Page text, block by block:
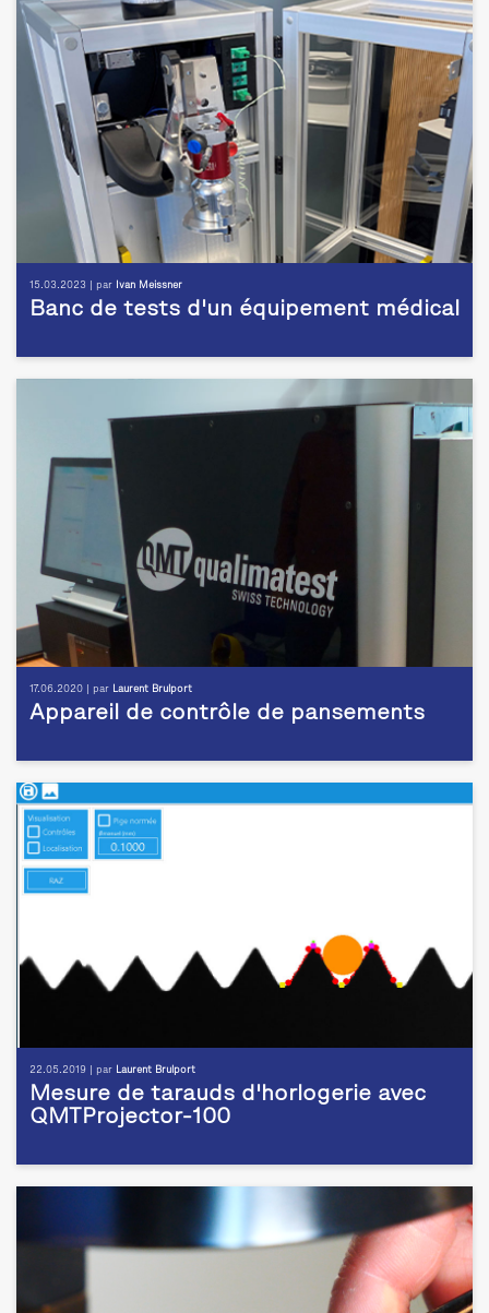
15.03.2023 | par Ivan Meissner
Banc de tests d'un équipement médical
17.06.2020 | par Laurent Brulport
Appareil de contrôle de pansements
22.05.2019 | par Laurent Brulport
Mesure de tarauds d'horlogerie avec
QMTProjector-100